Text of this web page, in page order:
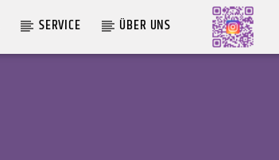
SERVICE ÜBER UNS